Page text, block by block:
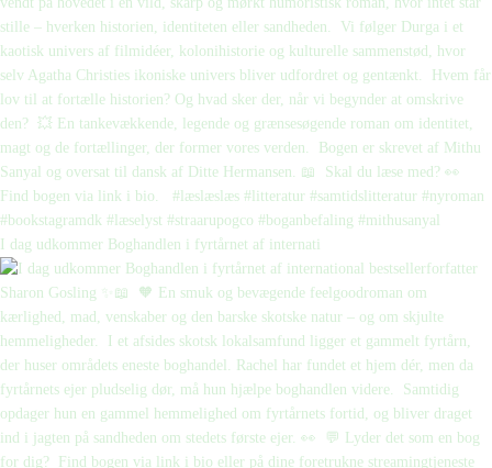
I dag udkommer Boghandlen i fyrtårnet af internati